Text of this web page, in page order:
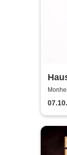
lebt